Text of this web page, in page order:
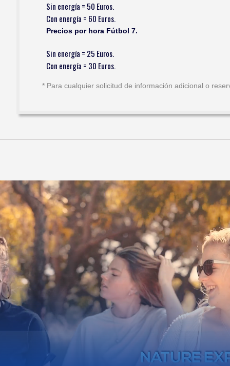
Sin energía = 50 Euros.
Con energía = 60 Euros.
Precios por hora Fútbol 7.
Sin energía = 25 Euros.
Con energía = 30 Euros.